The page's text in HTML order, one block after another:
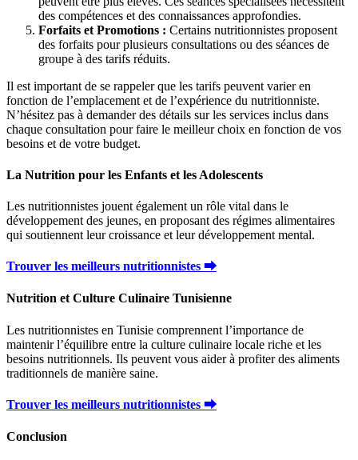
des compétences et des connaissances approfondies.
Forfaits et Promotions : Certains nutritionnistes proposent
des forfaits pour plusieurs consultations ou des séances de
groupe à des tarifs réduits.
Il est important de se rappeler que les tarifs peuvent varier en
fonction de l’emplacement et de l’expérience du nutritionniste.
N’hésitez pas à demander des détails sur les services inclus dans
chaque consultation pour faire le meilleur choix en fonction de vos
besoins et de votre budget.
La Nutrition pour les Enfants et les Adolescents
Les nutritionnistes jouent également un rôle vital dans le
développement des jeunes, en proposant des régimes alimentaires
qui soutiennent leur croissance et leur développement mental.
Trouver les meilleurs nutritionnistes ⮕
Nutrition et Culture Culinaire Tunisienne
Les nutritionnistes en Tunisie comprennent l’importance de
maintenir l’équilibre entre la culture culinaire locale riche et les
besoins nutritionnels. Ils peuvent vous aider à profiter des aliments
traditionnels de manière saine.
Trouver les meilleurs nutritionnistes ⮕
Conclusion